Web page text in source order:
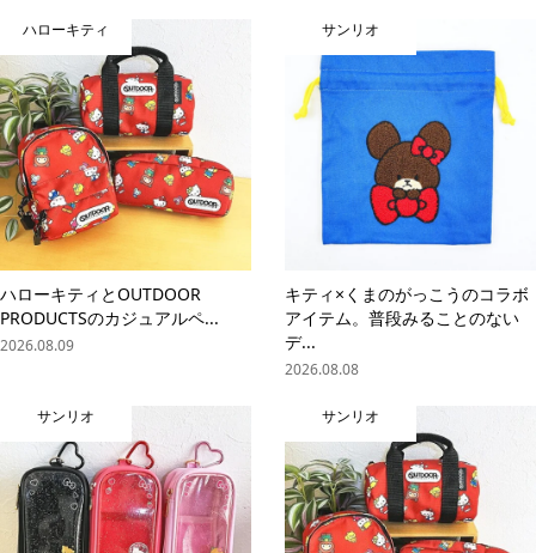
ハローキティ
ハローキティとOUTDOOR
PRODUCTSのカジュアルペ...
2026.08.09
サンリオ
キティ×くまのがっこうのコラボ
アイテム。普段みることのない
デ...
2026.08.08
サンリオ サンリオ